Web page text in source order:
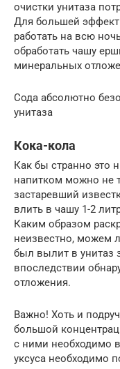
очистки унитаза
Для большей
работать на всю
обработать чашу
минеральных
Сода абсолютно
унитаза
Кока-кола
Как бы странно это
напитком можно не
застаревший
влить в чашу 1-2
Каким образом
неизвестно, можем
был вылит в унитаз
впоследствии
отложения.
Важно! Хоть и
большой
с ними необходимо
уксуса необходимо